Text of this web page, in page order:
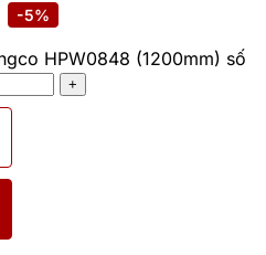
-5%
HPW0848 (1200mm) số